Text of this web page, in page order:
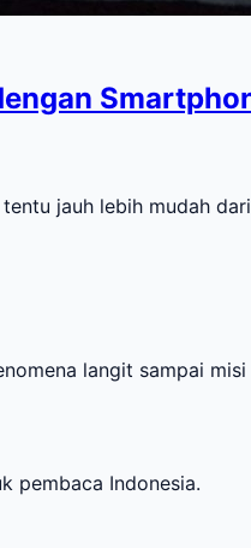
jauh lebih mudah
langit sampai misi
pembaca Indonesia.